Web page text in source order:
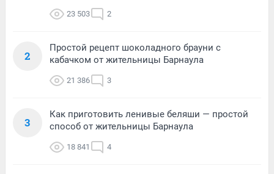
23 503 2
2
Простой рецепт шоколадного брауни с
кабачком от жительницы Барнаула
21 386 3
3
Как приготовить ленивые беляши — простой
способ от жительницы Барнаула
18 841 4